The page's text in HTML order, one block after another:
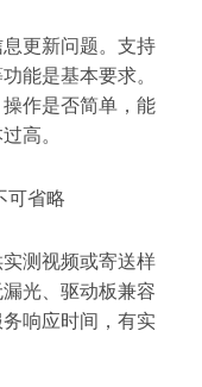
更新问题。支持
能是基本要求。
作是否简单，能
高。
可省略
测视频或寄送样
光、驱动板兼容
响应时间，有实